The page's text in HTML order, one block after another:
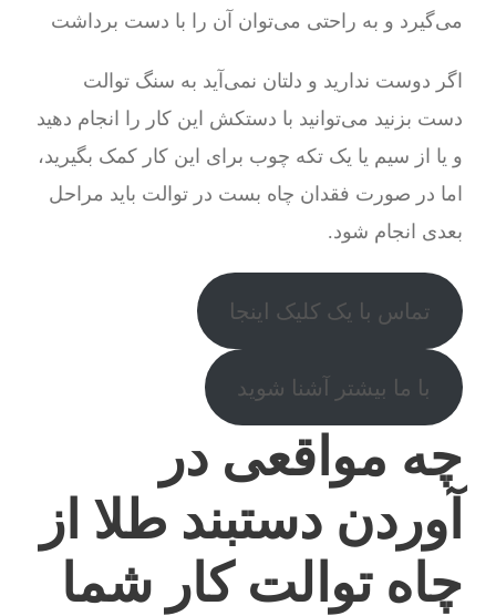
می‌گیرد و به راحتی می‌توان آن را با دست برداشت
اگر دوست ندارید و دلتان نمی‌آید به سنگ توالت
دست بزنید می‌توانید با دستکش این کار را انجام دهید
و یا از سیم یا یک تکه چوب برای این کار کمک بگیرید،
اما در صورت فقدان چاه بست در توالت باید مراحل
بعدی انجام شود.
تماس با یک کلیک اینجا
با ما بیشتر آشنا شوید
چه مواقعی در
آوردن دستبند طلا از
چاه توالت کار شما